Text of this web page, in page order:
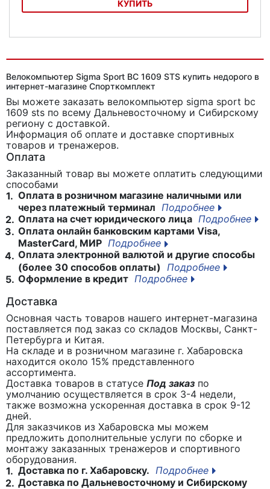
КУПИТЬ
Велокомпьютер Sigma Sport BC 1609 STS купить недорого в
интернет-магазине Спорткомплект
Вы можете заказать велокомпьютер sigma sport bc
1609 sts по всему Дальневосточному и Сибирскому
региону с доставкой.
Информация об оплате и доставке спортивных
товаров и тренажеров.
Оплата
Заказанный товар вы можете оплатить следующими
способами
1. Оплата в розничном магазине наличными или
через платежный терминал Подробнее
2. Оплата на счет юридического лица Подробнее
3. Оплата онлайн банковским картами Visa,
MasterCard, МИР Подробнее
4. Оплата электронной валютой и другие способы
(более 30 способов оплаты)
Подробнее
5. Оформление в кредит Подробнее
Доставка
Основная часть товаров нашего интернет-магазина
поставляется под заказ со складов Москвы, Санкт-
Петербурга и Китая.
На складе и в розничном магазине г. Хабаровска
находится около 15% представленного
ассортимента.
Доставка товаров в статусе Под заказ по
умолчанию осуществляется в срок 3-4 недели,
также возможна ускоренная доставка в срок 9-12
дней.
Для заказчиков из Хабаровска мы можем
предложить дополнительные услуги по сборке и
монтажу заказанных тренажеров и спортивного
оборудования.
1. Доставка по г. Хабаровску. Подробнее
2. Доставка по Дальневосточному и Сибирскому